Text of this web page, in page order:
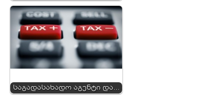
საგადასახადო აგენტი და…